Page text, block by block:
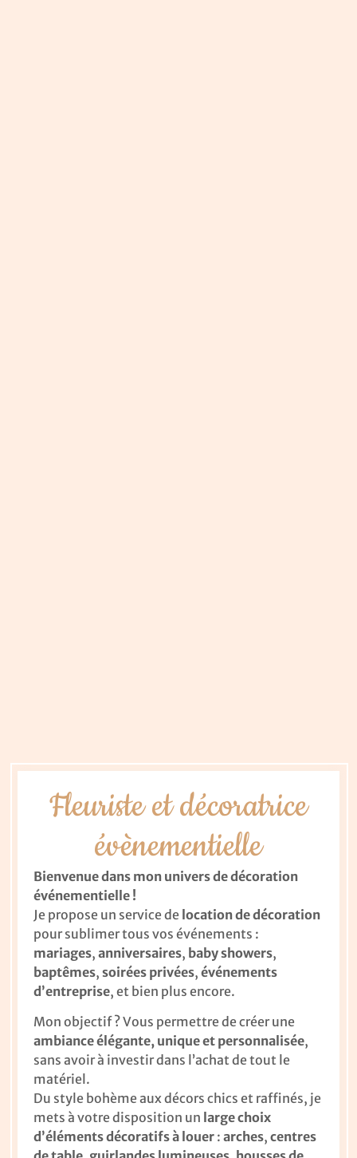
Fleuriste et décoratrice
évènementielle
Bienvenue dans mon univers de décoration
événementielle !
Je propose un service de location de décoration
pour sublimer tous vos événements :
mariages,anniversaires, baby showers,
baptêmes,soirées privées,événements
d’entreprise, et bien plus encore.
Mon objectif ? Vous permettre de créer une
ambiance élégante, unique et personnalisée,
sans avoir à investir dans l’achat de tout le
matériel.
Du style bohème aux décors chics et raffinés, je
mets à votre disposition un large choix
d’éléments décoratifs à louer :arches,centres